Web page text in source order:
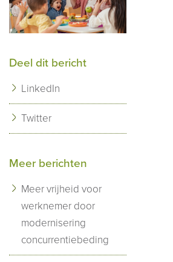
Deel dit bericht
LinkedIn
Twitter
Meer berichten
Meer vrijheid voor
werknemer door
modernisering
concurrentiebeding